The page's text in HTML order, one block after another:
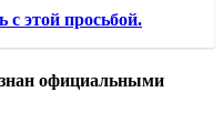
с этой просьбой.
официальными